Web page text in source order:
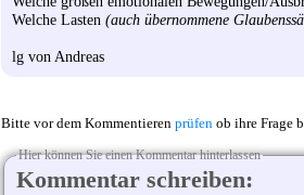
Welche Lasten (auch übernommene
lg von Andreas
Bitte vor dem Kommentieren prüfen ob ihre Frage
Hier können Sie einen Kommentar hinterlassen
Kommentar schreiben: